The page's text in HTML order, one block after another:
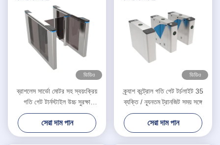
ভিডিও
ব্রাশলেস সার্ভো মোটর সহ স্বয়ংক্রিয়
গতি গেট টার্নস্টাইল উচ্চ সুরক্ষা
আরএফআইডি কার্ড রিডার 100-240V
সেরা দাম পান
ভিডিও
ক্র্যাশ কন্ট্রোল গতি গেট টর্চলাইট 35
ব্যক্তি / ন্যূনতম ট্রানজিট সময় সঙ্গে
সেরা দাম পান